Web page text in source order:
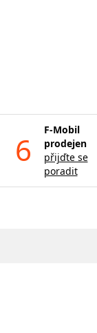
6
F-Mobil
prodejen
přijďte se
poradit